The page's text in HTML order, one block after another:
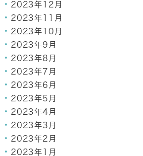
2023年12月
2023年11月
2023年10月
2023年9月
2023年8月
2023年7月
2023年6月
2023年5月
2023年4月
2023年3月
2023年2月
2023年1月